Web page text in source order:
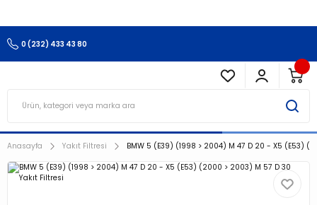
0 (232) 433 43 80
Anasayfa Yakıt Filtresi BMW 5 (E39) (1998 > 2004) M 47 D 20 - X5 (E53)